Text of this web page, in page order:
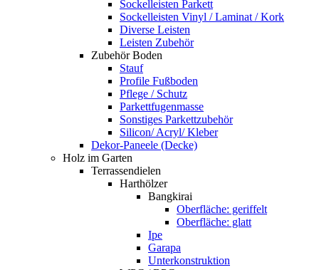
Sockelleisten Parkett
Sockelleisten Vinyl / Laminat / Kork
Diverse Leisten
Leisten Zubehör
Zubehör Boden
Stauf
Profile Fußboden
Pflege / Schutz
Parkettfugenmasse
Sonstiges Parkettzubehör
Silicon/ Acryl/ Kleber
Dekor-Paneele (Decke)
Holz im Garten
Terrassendielen
Harthölzer
Bangkirai
Oberfläche: geriffelt
Oberfläche: glatt
Ipe
Garapa
Unterkonstruktion